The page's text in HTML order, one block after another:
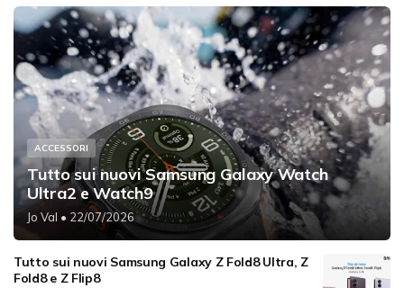
ACCESSORI
Tutto sui nuovi Samsung Galaxy Watch
Ultra2 e Watch9
Jo Val • 22/07/2026
Tutto sui nuovi Samsung Galaxy Z Fold8 Ultra, Z
Fold8 e Z Flip8